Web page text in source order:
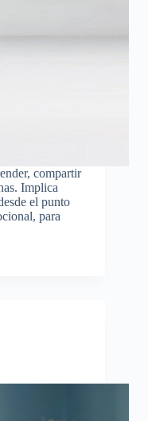
compartir
Implica
el punto
para